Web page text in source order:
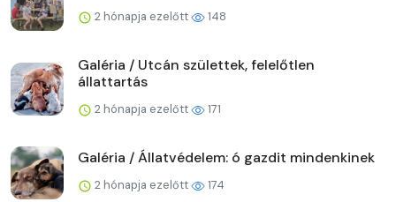
2 hónapja ezelőtt 148
Galéria / Utcán születtek, felelőtlen
állattartás
2 hónapja ezelőtt 171
Galéria / Állatvédelem: ó gazdit mindenkinek
2 hónapja ezelőtt 174